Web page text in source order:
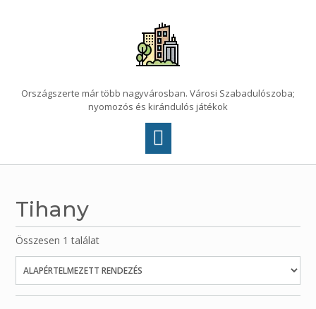
Országszerte már több nagyvárosban. Városi Szabadulószoba;
nyomozós és kirándulós játékok
Tihany
Összesen 1 találat